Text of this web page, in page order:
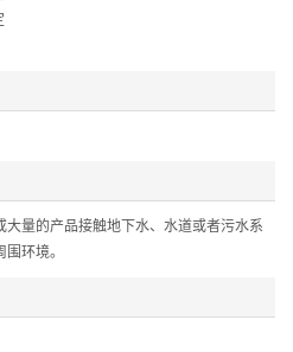
量的产品接触地下水、水道或者污水系
环境。